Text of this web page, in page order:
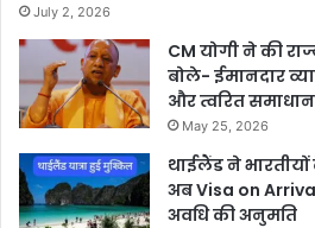
July 2, 2026
CM योगी ने की
बोले- ईमानदार
और त्वरित समाधान
May 25, 2026
थाईलैंड ने
अब Visa on
अवधि की अनुमति